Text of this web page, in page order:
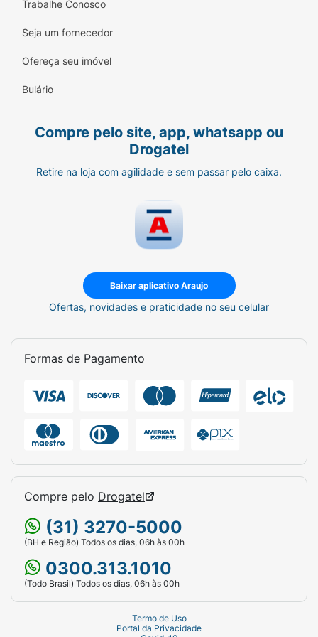
congelado no cesto e programe por 15
minutos a 200°C. Na metade do tempo, vire o
hambúrguer para dourar por igual. Adicione
queijo nos últimos 2 minutos para derreter!
Tipo:
Hambúrguer de Carne Bovina.
Peso:150g (Unidade).
Congelado (-12°C ou mais
Próprio para Air Fryer / Sem
Trabalhe Conosco
Seja um fornecedor
Ofereça seu imóvel
Bulário
Compre pelo site, app, whatsapp ou
Drogatel
Retire na loja com agilidade e sem passar pelo caixa.
Baixar aplicativo Araujo
Ofertas, novidades e praticidade no seu celular
Formas de Pagamento
Compre pelo Drogatel
(31) 3270-5000
(BH e Região) Todos os dias, 06h às 00h
0300.313.1010
(Todo Brasil) Todos os dias, 06h às 00h
Termo de Uso
Portal da Privacidade